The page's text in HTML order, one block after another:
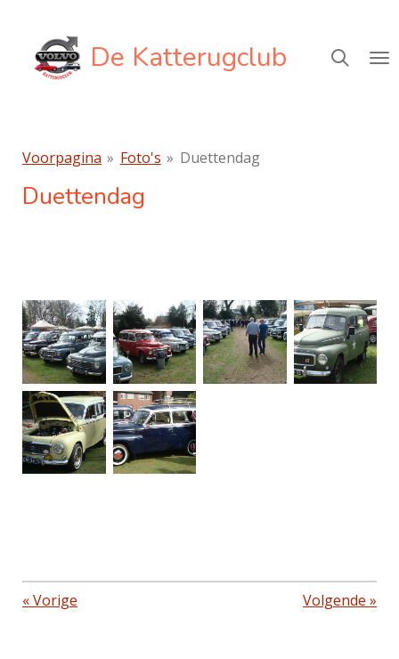
direct
naar
De Katterugclub
Voorpagina » Foto's » Duettendag
Duettendag
«Vorige Volgende »